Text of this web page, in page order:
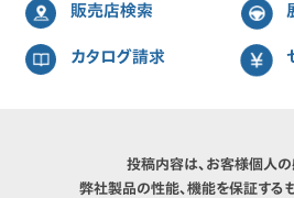
販売店検索
カタログ請求
投稿内容は、お客様個人の
弊社製品の性能、機能を保証する